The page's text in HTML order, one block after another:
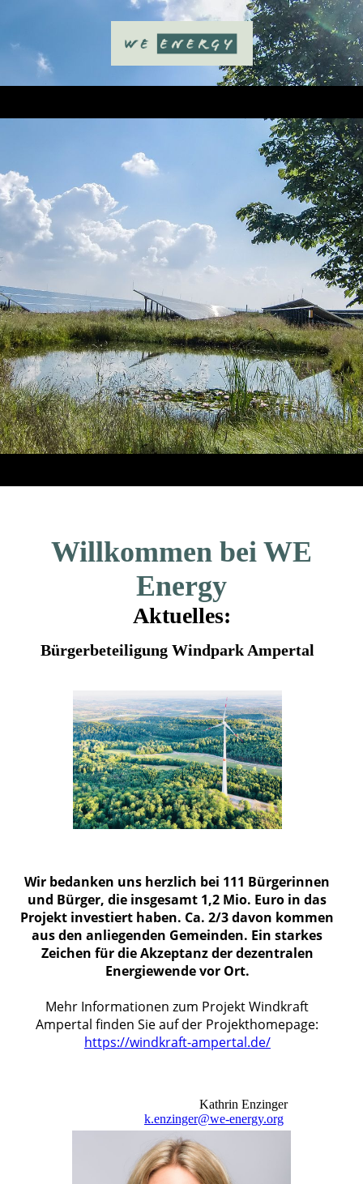
Willkommen bei WE
Energy
Aktuelles:
Bürgerbeteiligung Windpark Ampertal
Wir bedanken uns herzlich bei 111 Bürgerinnen
und Bürger, die insgesamt 1,2 Mio. Euro in das
Projekt investiert haben. Ca. 2/3 davon kommen
aus den anliegenden Gemeinden. Ein starkes
Zeichen für die Akzeptanz der dezentralen
Energiewende vor Ort.
Mehr Informationen zum Projekt Windkraft
Ampertal finden Sie auf der Projekthomepage:
https://windkraft-ampertal.de/
Kathrin Enzinger
k.enzinger@we-energy.org